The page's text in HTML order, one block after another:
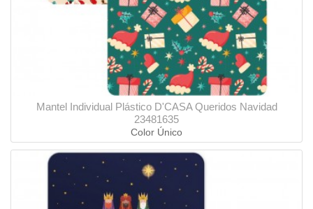
Mantel Individual Plástico D'CASA Queridos Navidad
23481635
Color Único